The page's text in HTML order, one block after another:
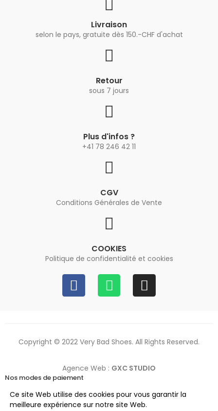
Livraison
selon le pays, gratuite dès 150.-CHF d'achat
Retour
sous 7 jours
Plus d'infos ?
+41 78 246 42 11
CGV
Conditions Générales de Vente
COOKIES
Politique de confidentialité et cookies
Copyright © 2022 Very Bad Shoes. All Rights Reserved.
Agence Web : GXC STUDIO
Nos modes de paiement
Ce site Web utilise des cookies pour vous garantir la
meilleure expérience sur notre site Web.